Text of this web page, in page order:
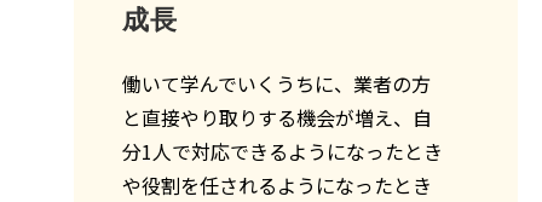
成長
働いて学んでいくうちに、業者の方
と直接やり取りする機会が増え、自
分1人で対応できるようになったとき
や役割を任されるようになったとき